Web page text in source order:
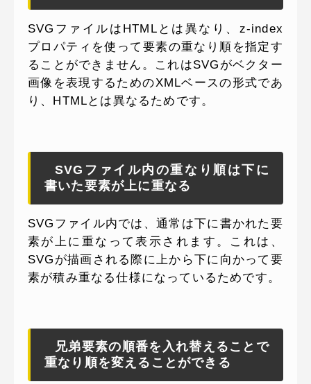
SVGファイルはHTMLとは異なり、z-index
プロパティを使って要素の重なり順を指定す
ることができません。これはSVGがベクター
画像を表現するためのXMLベースの形式であ
り、HTMLとは異なるためです。
SVGファイル内の重なり順は下に
書いた要素が上に重なる
SVGファイル内では、通常は下に書かれた要
素が上に重なって表示されます。これは、
SVGが描画される際に上から下に向かって要
素が積み重なる仕様になっているためです。
兄弟要素の順番を入れ替えることで
重なり順を変えることができる